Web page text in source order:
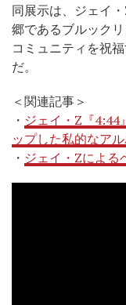
同展示は、ジェイ
郷であるブルック
コミュニティを祝
だ。
＜関連記事＞
・ ジェイ・Z『4:44
ップした私的なア
・ ジェイ・Zによる